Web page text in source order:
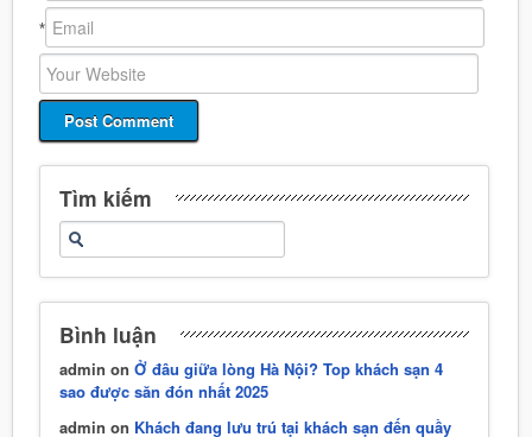
*
Tìm kiếm
Bình luận
admin onỞ đâu giữa lòng Hà Nội? Top khách sạn 4
sao được săn đón nhất 2025
admin on Khách đang lưu trú tại khách sạn đến quầy